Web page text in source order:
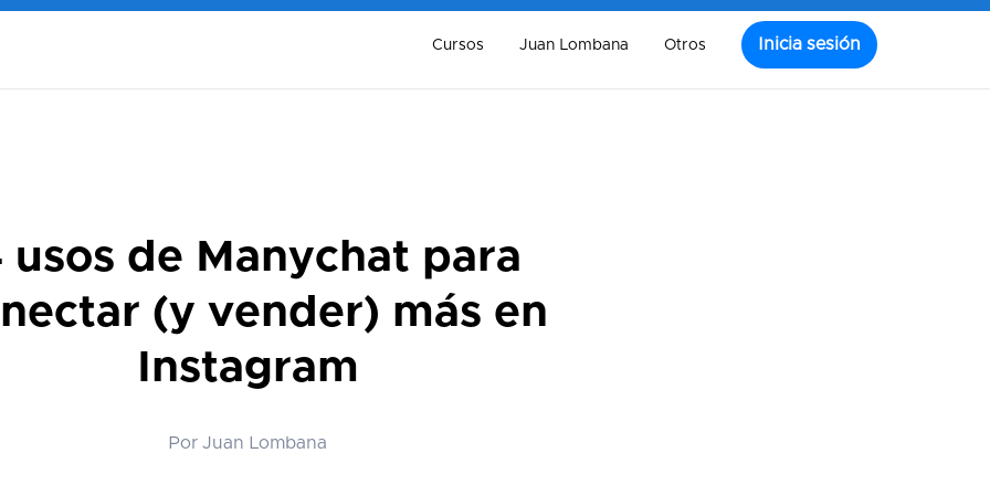
usos de Manychat para
(y vender) más en
Instagram
Por Juan Lombana
Cursos Juan Lombana Otros Inicia sesión